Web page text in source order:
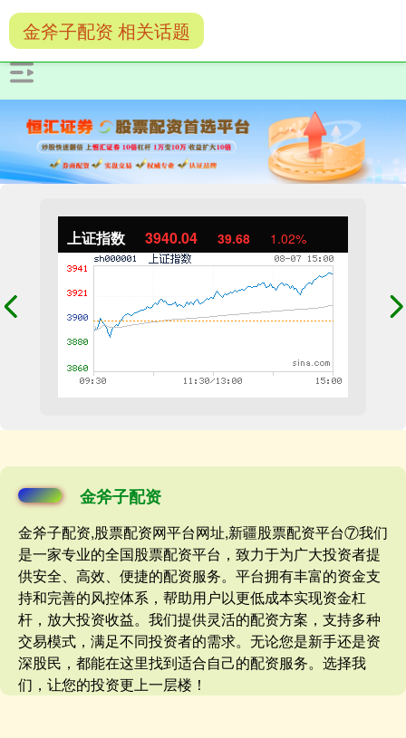
上证指数 3940.04 39.68 1.02%
金斧子配资
金斧子配资,股票配资网平台网址,新疆股票配资平台⑦我们
是一家专业的全国股票配资平台，致力于为广大投资者提
供安全、高效、便捷的配资服务。平台拥有丰富的资金支
持和完善的风控体系，帮助用户以更低成本实现资金杠
杆，放大投资收益。我们提供灵活的配资方案，支持多种
交易模式，满足不同投资者的需求。无论您是新手还是资
深股民，都能在这里找到适合自己的配资服务。选择我
们，让您的投资更上一层楼！
金斧子配资 相关话题